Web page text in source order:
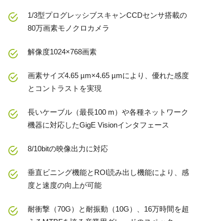
1/3型プログレッシブスキャンCCDセンサ搭載の
80万画素モノクロカメラ
解像度1024×768画素
画素サイズ4.65 µm×4.65 µmにより、優れた感度
とコントラストを実現
長いケーブル（最長100 m）や各種ネットワーク
機器に対応したGigE Visionインタフェース
8/10bitの映像出力に対応
垂直ビニング機能とROI読み出し機能により、感
度と速度の向上が可能
耐衝撃（70G）と耐振動（10G）、16万時間を超